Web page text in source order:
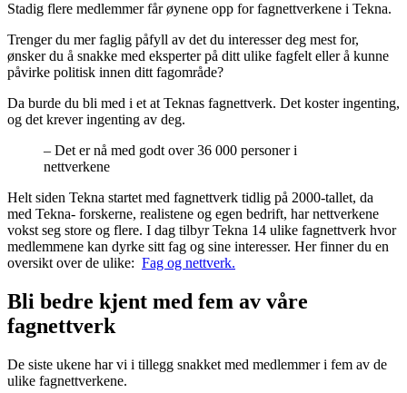
Stadig flere medlemmer får øynene opp for fagnettverkene i Tekna.
Trenger du mer faglig påfyll av det du interesser deg mest for,
ønsker du å snakke med eksperter på ditt ulike fagfelt eller å kunne
påvirke politisk innen ditt fagområde?
Da burde du bli med i et at Teknas fagnettverk. Det koster ingenting,
og det krever ingenting av deg.
– Det er nå med godt over 36 000 personer i
nettverkene
Helt siden Tekna startet med fagnettverk tidlig på 2000-tallet, da
med Tekna- forskerne, realistene og egen bedrift, har nettverkene
vokst seg store og flere. I dag tilbyr Tekna 14 ulike fagnettverk hvor
medlemmene kan dyrke sitt fag og sine interesser. Her finner du en
oversikt over de ulike: Fag og nettverk.
Bli bedre kjent med fem av våre
fagnettverk
De siste ukene har vi i tillegg snakket med medlemmer i fem av de
ulike fagnettverkene.